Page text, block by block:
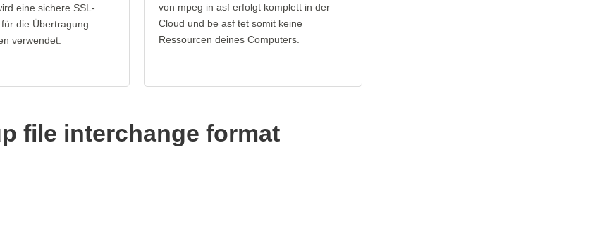
eine sichere SSL-
die Übertragung
verwendet.
von mpeg in asf erfolgt komplett in der
Cloud und be asf tet somit keine
Ressourcen deines Computers.
file interchange format